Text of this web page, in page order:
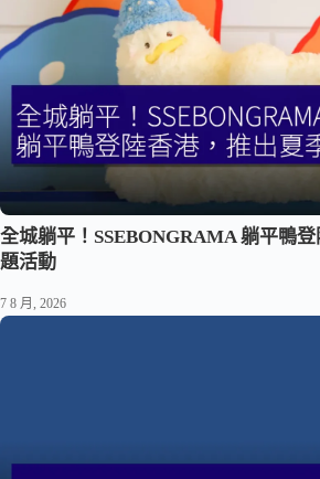
全城躺平！SSEBONGRAMA 躺平鴨
題活動
7 8 月, 2026